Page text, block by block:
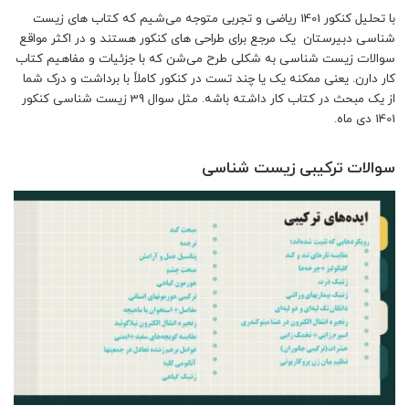
با تحلیل کنکور 1401 ریاضی و تجربی متوجه می‌شیم که کتاب های زیست
شناسی دبیرستان یک مرجع برای طراحی های کنکور هستند و در اکثر مواقع
سوالات زیست شناسی به شکلی طرح می‌شن که با جزئیات و مفاهیم کتاب
کار دارن. یعنی ممکنه یک یا چند تست در کنکور کاملاً با برداشت و درک شما
از یک مبحث در کتاب کار داشته باشه. مثل سوال 39 زیست شناسی کنکور
1401 دی ماه.
سوالات ترکیبی زیست شناسی